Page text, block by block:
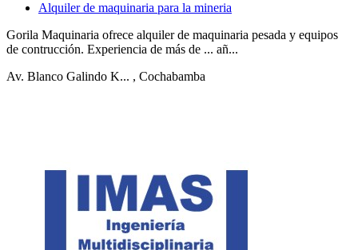
Alquiler de maquinaria para la mineria
Gorila Maquinaria ofrece alquiler de maquinaria pesada y equipos
de contrucción. Experiencia de más de ... añ...
Av. Blanco Galindo K... , Cochabamba